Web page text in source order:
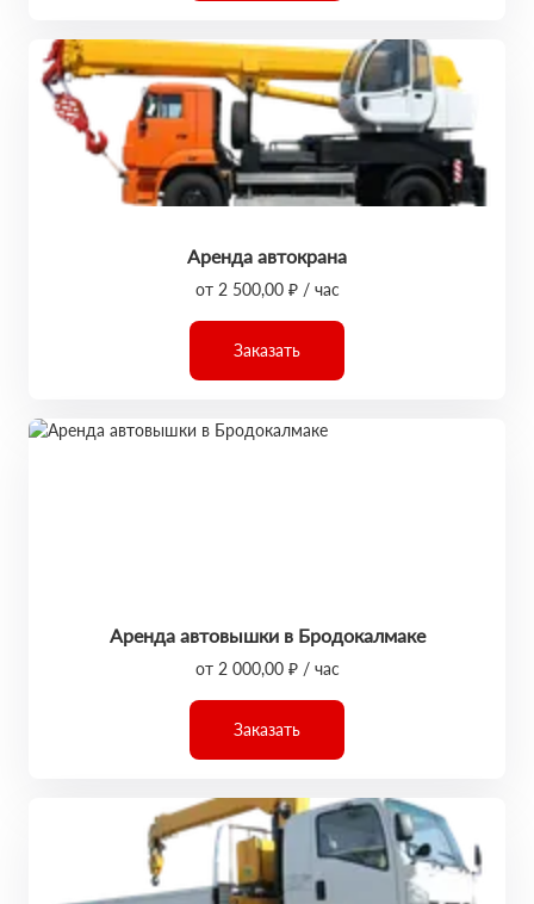
Аренда автокрана
от 2 500,00 ₽ / час
Заказать
Аренда автовышки в Бродокалмаке
от 2 000,00 ₽ / час
Заказать